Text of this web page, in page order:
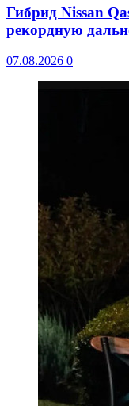
Гибрид Nissan
рекордную
07.08.2026 0